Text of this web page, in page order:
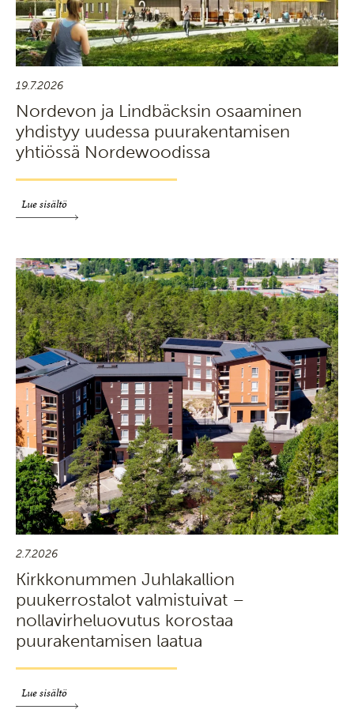
19.7.2026
Nordevon ja Lindbäcksin osaaminen
yhdistyy uudessa puurakentamisen
yhtiössä Nordewoodissa
Lue sisältö
2.7.2026
Kirkkonummen Juhlakallion
puukerrostalot valmistuivat –
nollavirheluovutus korostaa
puurakentamisen laatua
Lue sisältö